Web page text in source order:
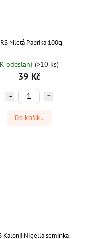
Mletá Paprika 100g
K odeslaní (>10 ks)
39 Kč
Do košíku
Kalonji Nigella semínka